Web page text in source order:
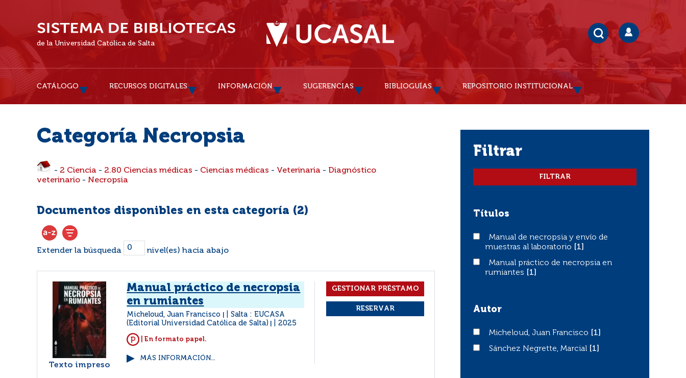
de la Universidad Católica de Salta
CATÁLOGO RECURSOS DIGITALES INFORMACIÓN SUGERENCIAS BIBLIOGUÍAS REPOSITORIO INSTITUCIONAL
Categoría Necropsia
- 2 Ciencia - 2.80 Ciencias médicas - Ciencias médicas - Veterinaria - Diagnóstico
veterinario - Necropsia
Documentos disponibles en esta categoría (2)
Extender la búsqueda nivel(es) hacia abajo
Texto impreso
Manual práctico de necropsia
en rumiantes
Micheloud, Juan Francisco
Salta : EUCASA
(Editorial Universidad Católica de Salta)
2025
| En formato papel.
MÁS INFORMACIÓN...
filtrar
Títulos
Manual de necropsia y envío de muestras al laboratorio
Manual de necropsia y envío de
muestras al laboratorio
[1]
Manual práctico de necropsia en rumiantes
Manual práctico de necropsia en
rumiantes
[1]
Autor
Micheloud, Juan Francisco
Micheloud, Juan Francisco
[1]
Sánchez Negrette, Marcial
Sánchez Negrette, Marcial [1]